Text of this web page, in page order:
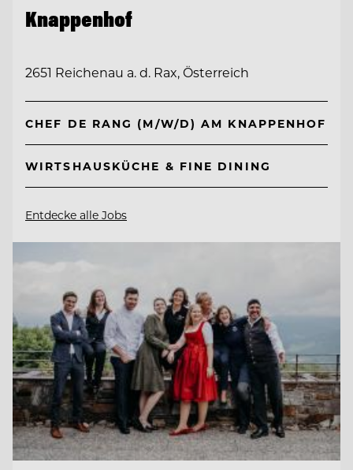
Knappenhof
2651 Reichenau a. d. Rax, Österreich
CHEF DE RANG (M/W/D) AM KNAPPENHOF
WIRTSHAUSKÜCHE & FINE DINING
Entdecke alle Jobs